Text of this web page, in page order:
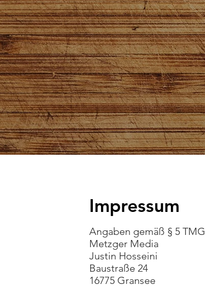
Impressum
Angaben gemäß § 5 TMG
Metzger Media
Justin Hosseini
Baustraße 24
16775 Gransee